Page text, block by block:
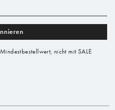
nicht mit SALE